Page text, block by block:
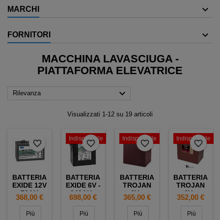
MARCHI
FORNITORI
MACCHINA LAVASCIUGA -
PIATTAFORMA ELEVATRICE
Rilevanza 
Visualizzati 1-12 su 19 articoli
BATTERIA
EXIDE 12V
- 70AH -
GF12070V
Prezzo
368,00 €
Più
favorite_border Indisponibile
BATTERIA
EXIDE 6V -
240AH -
GF06240V
Prezzo
698,00 €
Più
favorite_border Indisponibile
BATTERIA
TROJAN
6V -
245AH -
9.180.1 -
Prezzo
365,00 €
Più
favorite_border Indisponibile
BATTERIA
TROJAN
6V -
240AH -
CR235 -
Prezzo
352,00 €
Più
favorite_border